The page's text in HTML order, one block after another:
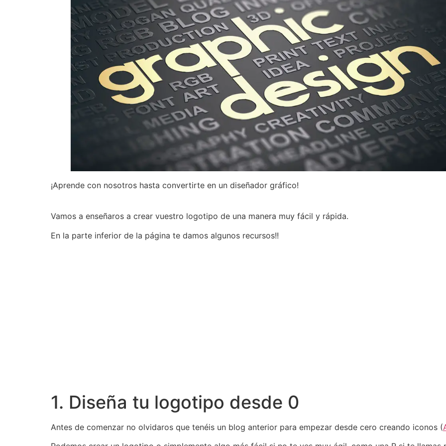
¡Aprende con nosotros hasta convertirte en un diseñador gráfico!
Vamos a enseñaros a crear vuestro logotipo de una manera muy fácil y rápida.
En la parte inferior de la página te damos algunos recursos!!
1. Diseña tu logotipo desde 0
Antes de comenzar no olvidaros que tenéis un blog anterior para empezar desde cero creando iconos (